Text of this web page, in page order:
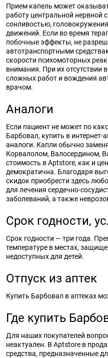
Прием капель может
работу центральной нервной
сонливостью,
движений. Если во время
побочные эффекты, не
автотранспортными
скорости психомоторных
внимания. При их отсутствии
сложных работ и вождения
врачом.
Аналоги
Если пациент не может по
Барбовал, купить в интернет-
аналоги. Капли обычно
Корвалолом, Валосердином,
стоимость в Aptstore, как и
демократична. Благодаря
скидок приобрести здесь
для лечения сердечно-
заболеваний, а также
Срок годности,
Срок годности — три года.
температуре в местах,
недоступных для детей.
Отпуск из аптек
Купить Барбовал в аптеках
Где купить
Для наших покупателей
неактуален. В Aptstore в
средства, предназначенные